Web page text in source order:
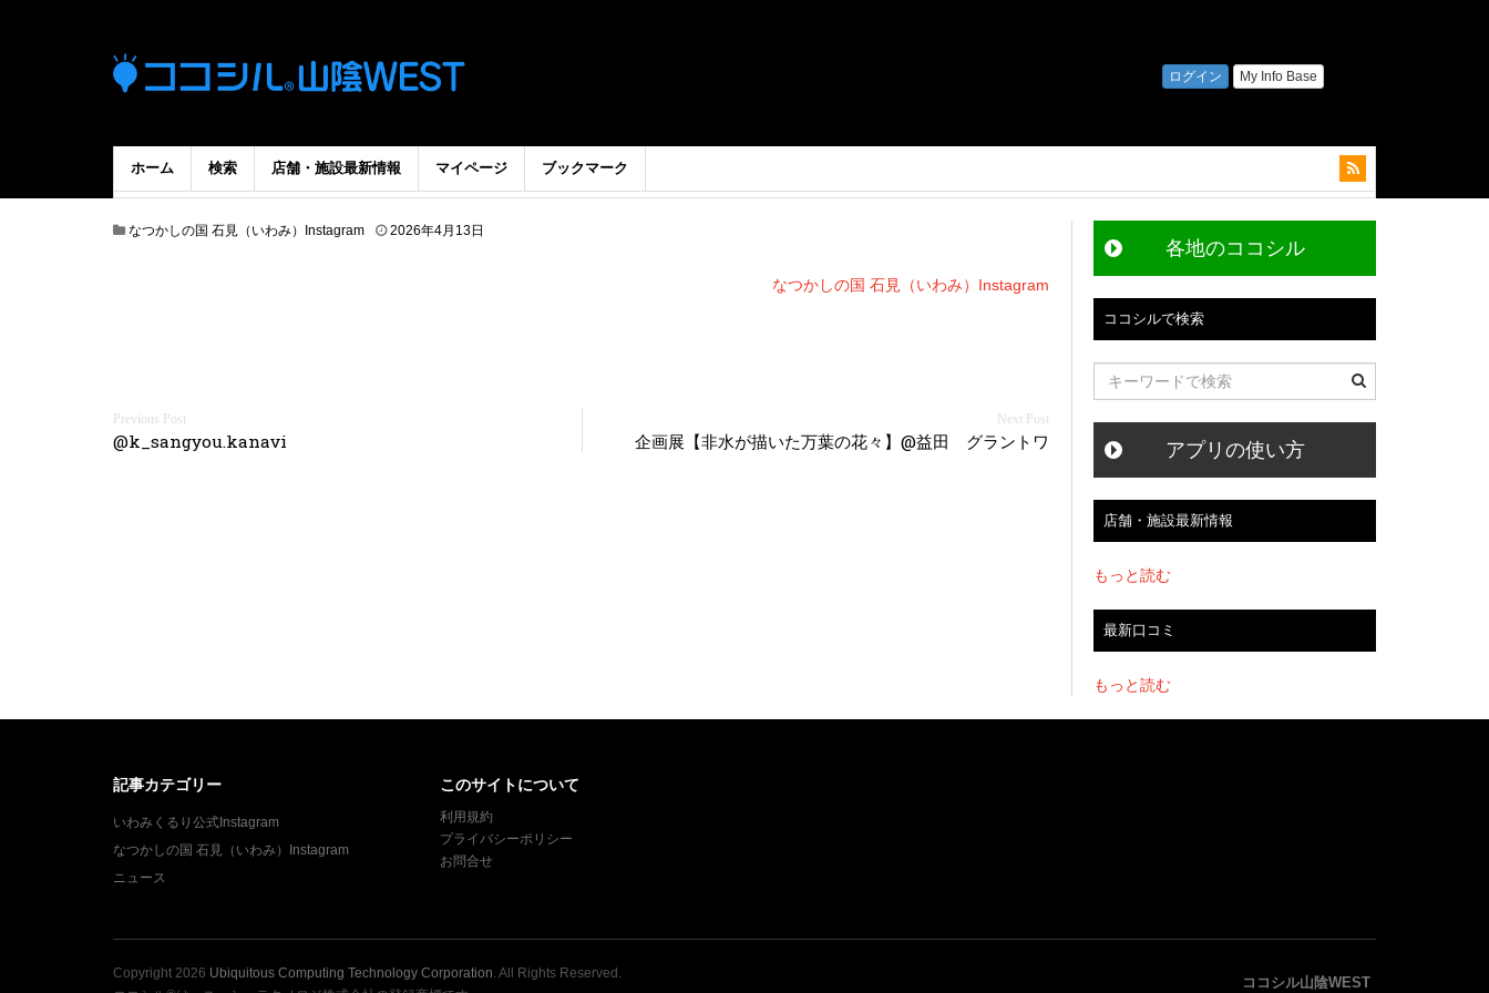
ホーム 検索 店舗・施設最新情報 マイページ ブックマーク
なつかしの国 石見（いわみ）Instagram 2026年4月13日
なつかしの国 石見（いわみ）Instagram
投
ョ
ン
@k_sangyou.kanavi 企画展【非水が描いた万葉の花々】@益田 グラントワ
各地のココシル
ココシルで検索
アプリの使い方
店舗・施設最新情報
もっと読む
最新口コミ
もっと読む
記事カテゴリー
いわみくるり公式Instagram
なつかしの国 石見（いわみ）Instagram
ニュース
このサイトについて
利用規約
プライバシーポリシー
お問合せ
Copyright 2026 Ubiquitous Computing Technology Corporation. All Rights Reserved.
ココシル山陰WEST